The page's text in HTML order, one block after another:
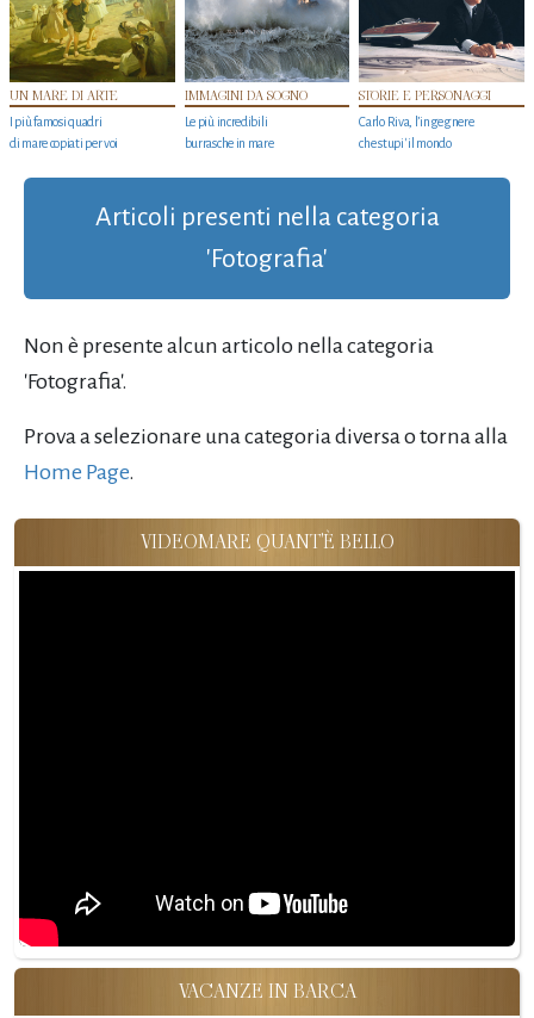
UN MARE DI ARTE
I più famosi quadri
di mare copiati per voi
IMMAGINI DA SOGNO
Le più incredibili
burrasche in mare
STORIE E PERSONAGGI
Carlo Riva, l’ingegnere
che stupi' il mondo
Articoli presenti nella categoria
'Fotografia'
Non è presente alcun articolo nella categoria
'Fotografia'.
Prova a selezionare una categoria diversa o torna alla
Home Page.
VIDEOMARE QUANT'È BELLO
VACANZE IN BARCA